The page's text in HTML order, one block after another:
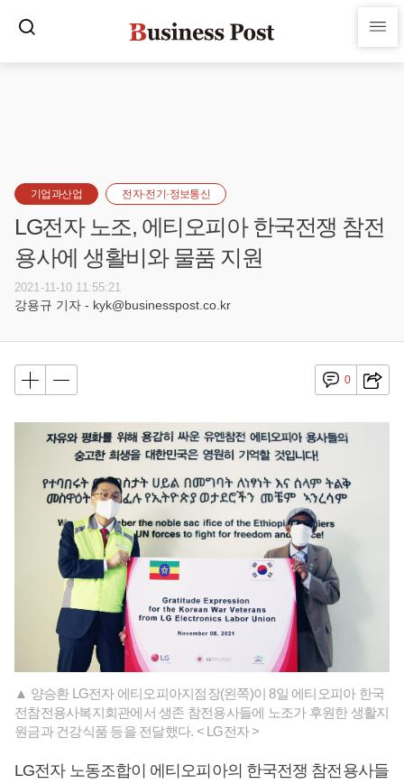
기업과산업 전자·전기·정보통신
LG전자 노조, 에티오피아 한국전쟁 참전
용사에 생활비와 물품 지원
2021-11-10 11:55:21
강용규 기자 - kyk@businesspost.co.kr
0
▲ 양승환 LG전자 에티오피아지점장(왼쪽)이 8일 에티오피아 한국
전참전용사복지회관에서 생존 참전용사들에 노조가 후원한 생활지
원금과 건강식품 등을 전달했다. < LG전자 >
LG전자 노동조합이 에티오피아의 한국전쟁 참전용사들